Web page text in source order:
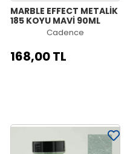
MARBLE EFFECT METALİK
185 KOYU MAVİ 90ML
Cadence
168,00 TL